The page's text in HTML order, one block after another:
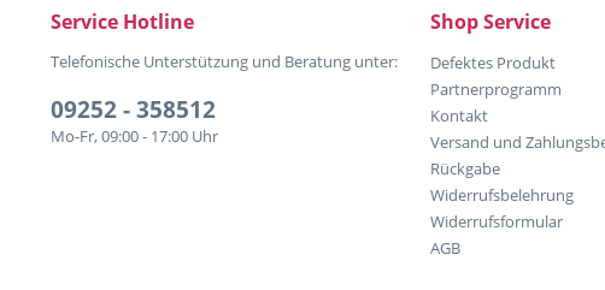
Service Hotline
Telefonische Unterstützung und Beratung unter:
09252 - 358512
Mo-Fr, 09:00 - 17:00 Uhr
Shop Service
Defektes Produkt
Partnerprogramm
Kontakt
Versand und
Rückgabe
Widerrufsbelehrung
Widerrufsformular
AGB